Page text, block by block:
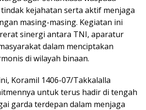
kejahatan serta aktif menjaga
masing-masing. Kegiatan ini
sinergi antara TNI, aparatur
dalam menciptakan
di wilayah binaan.
Koramil 1406-07/Takkalalla
untuk terus hadir di tengah
garda terdepan dalam menjaga